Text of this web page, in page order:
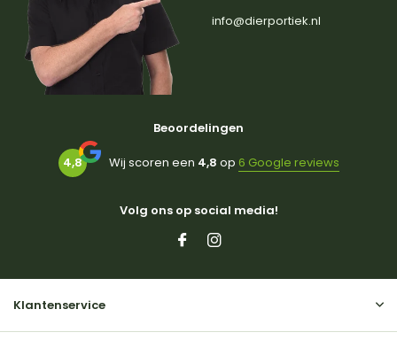
info@dierportiek.nl
Beoordelingen
4,8 Wij scoren een 4,8 op 6 Google reviews
Volg ons op social media!
Klantenservice